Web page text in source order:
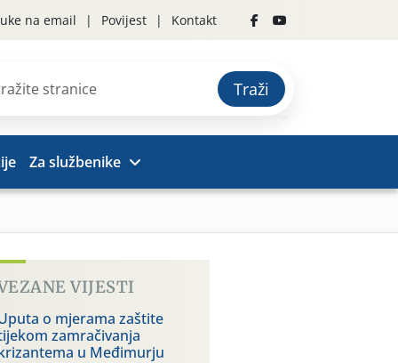
na email Povijest Kontakt
Traži
Za službenike
VIJESTI
o mjerama zaštite
zamračivanja
u Međimurju